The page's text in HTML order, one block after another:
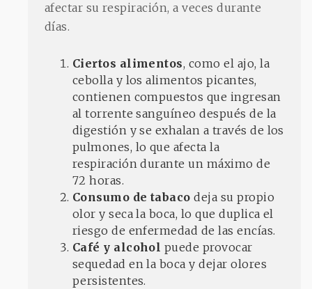
afectar su respiración, a veces durante
días.
Ciertos alimentos, como el ajo, la
cebolla y los alimentos picantes,
contienen compuestos que ingresan
al torrente sanguíneo después de la
digestión y se exhalan a través de los
pulmones, lo que afecta la
respiración durante un máximo de
72 horas.
Consumo de tabaco deja su propio
olor y seca la boca, lo que duplica el
riesgo de enfermedad de las encías.
Café y alcohol puede provocar
sequedad en la boca y dejar olores
persistentes.